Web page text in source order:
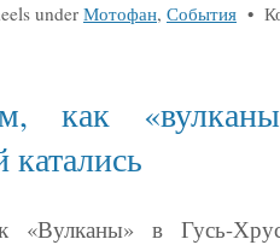
under Мотофан, События •
как
катались
в Гусь-